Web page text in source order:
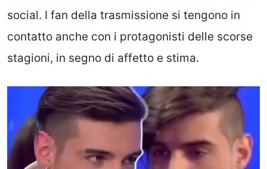
social. I fan della trasmissione si tengono in
contatto anche con i protagonisti delle scorse
stagioni, in segno di affetto e stima.